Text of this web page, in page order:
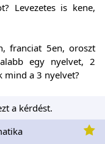
Levezetes is kene,
franciat 5en, oroszt
egy nyelvet, 2
mind a 3 nyelvet?
a kérdést.